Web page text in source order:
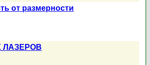
от размерности